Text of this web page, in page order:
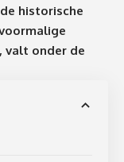
historische
valt onder de